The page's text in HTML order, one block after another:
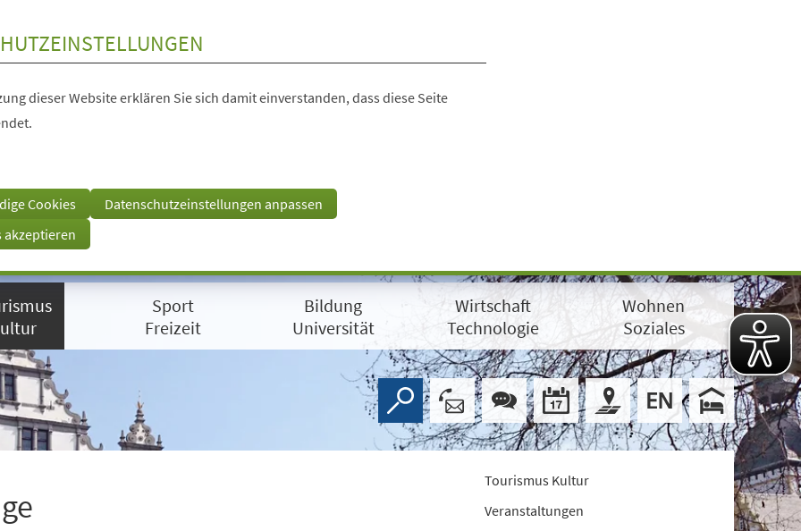
dieser Website erklären Sie sich damit einverstanden, dass diese Seite
Cookies
Datenschutzeinstellungen anpassen
akzeptieren
Sport
Freizeit
Bildung
Universität
Wirtschaft
Technologie
Wohnen
Soziales
Tourismus Kultur
Veranstaltungen